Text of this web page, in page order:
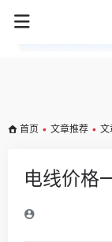
首页 • 文章推荐 • 文
电线价格